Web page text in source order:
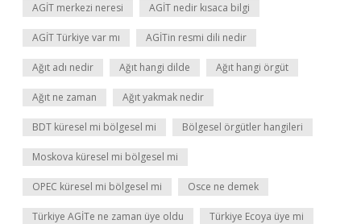
AGİT merkezi neresi AGİT nedir kısaca bilgi
AGİT Türkiye var mı AGİTin resmi dili nedir
Ağıt adı nedir Ağıt hangi dilde Ağıt hangi örgüt
Ağıt ne zaman Ağıt yakmak nedir
BDT küresel mi bölgesel mi Bölgesel örgütler hangileri
Moskova küresel mi bölgesel mi
OPEC küresel mi bölgesel mi Osce ne demek
Türkiye AGİTe ne zaman üye oldu Türkiye Ecoya üye mi